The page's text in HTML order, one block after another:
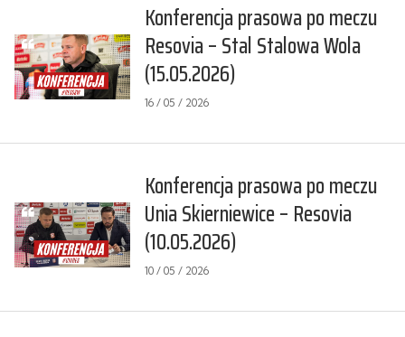
Konferencja prasowa po meczu
Resovia – Stal Stalowa Wola
(15.05.2026)
16 / 05 / 2026
Konferencja prasowa po meczu
Unia Skierniewice – Resovia
(10.05.2026)
10 / 05 / 2026